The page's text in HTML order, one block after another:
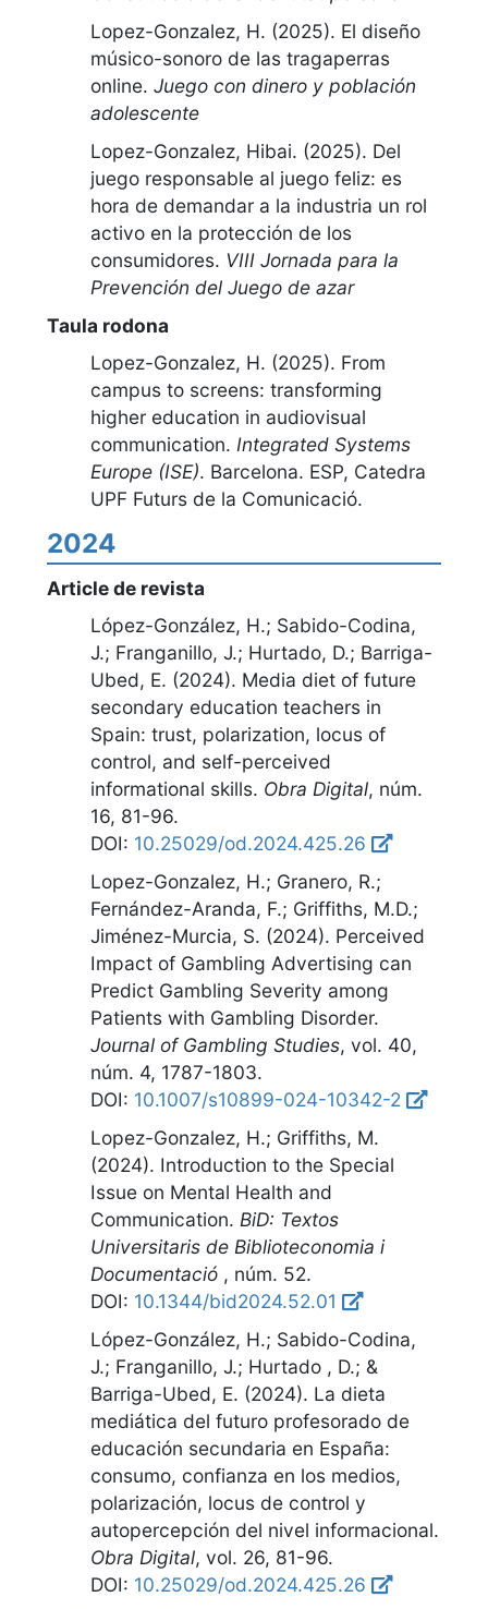
Lopez-Gonzalez, H. (2025). El diseño
músico-sonoro de las tragaperras
online.Juego con dinero y población
adolescente
Lopez-Gonzalez, Hibai. (2025). Del
juego responsable al juego feliz: es
hora de demandar a la industria un rol
activo en la protección de los
consumidores. VIII Jornada para la
Prevención del Juego de azar
Taula rodona
Lopez-Gonzalez, H. (2025). From
campus to screens: transforming
higher education in audiovisual
communication. Integrated Systems
Europe (ISE). Barcelona. ESP, Catedra
UPF Futurs de la Comunicació.
2024
Article de revista
López-González, H.; Sabido-Codina,
J.; Franganillo, J.; Hurtado, D.; Barriga-
Ubed, E. (2024). Media diet of future
secondary education teachers in
Spain: trust, polarization, locus of
control, and self-perceived
informational skills. Obra Digital, núm.
16, 81-96.
DOI: 10.25029/od.2024.425.26
Lopez-Gonzalez, H.; Granero, R.;
Fernández-Aranda, F.; Griffiths, M.D.;
Jiménez-Murcia, S. (2024). Perceived
Impact of Gambling Advertising can
Predict Gambling Severity among
Patients with Gambling Disorder.
Journal of Gambling Studies,vol. 40,
núm. 4, 1787-1803.
DOI: 10.1007/s10899-024-10342-2
Lopez-Gonzalez, H.; Griffiths, M.
(2024). Introduction to the Special
Issue on Mental Health and
Communication. BiD: Textos
Universitaris de Biblioteconomia i
Documentació , núm. 52.
DOI: 10.1344/bid2024.52.01
López-González, H.; Sabido-Codina,
J.; Franganillo, J.; Hurtado , D.; &
Barriga-Ubed, E. (2024). La dieta
mediática del futuro profesorado de
educación secundaria en España:
consumo, confianza en los medios,
polarización, locus de control y
autopercepción del nivel informacional.
Obra Digital,vol. 26, 81-96.
DOI: 10.25029/od.2024.425.26